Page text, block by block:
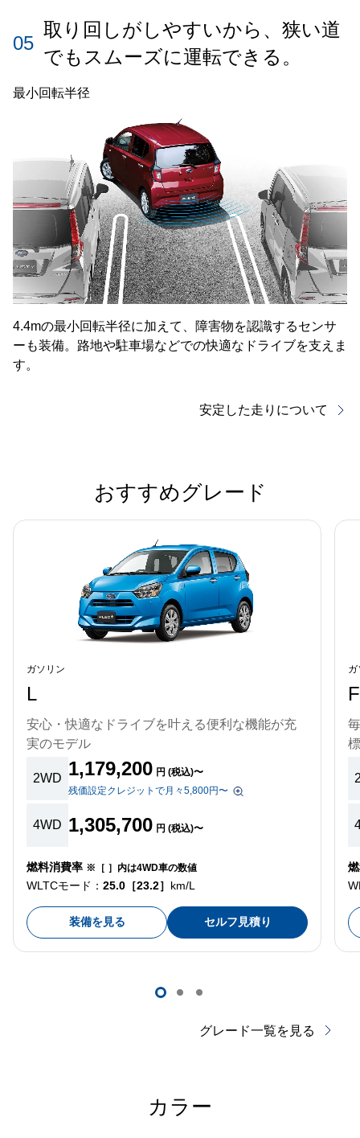
05
取り回しがしやすいから、狭い道
でもスムーズに運転できる。
最小回転半径
4.4mの最小回転半径に加えて、障害物を認識するセンサ
ーも装備。路地や駐車場などでの快適なドライブを支えま
す。
安定した走りについて
おすすめグレード
ガソリン
L
安心・快適なドライブを叶える便利な機能が充
実のモデル
2WD 1,179,200 円 (税込)〜
残価設定クレジットで月々5,800円〜
4WD 1,305,700 円 (税込)〜
燃料消費率 ※［ ］内は4WD車の数値
WLTCモード： 25.0［23.2］ km/L
装備を見る セルフ見積り
ガ
F
グレード一覧を見る
カラー